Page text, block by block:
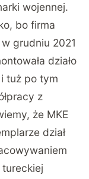
wojennej.
bo firma
grudniu 2021
działo
tuż po tym
z
że MKE
dział